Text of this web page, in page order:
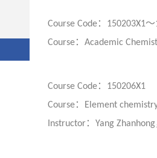
Course Code： 150203X1～
Course： Academic
Course Code：
150206X1
Course：
Element
Instructor： Yang Zhanhong